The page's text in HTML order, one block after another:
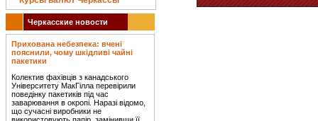
Черкасские новости
Прихована небезпека: вчені
пояснили, чому шкідливі чайні
пакетики
Колектив фахівців з канадського
Університету МакГілла перевірили
поведінку пакетиків під час
заварювання в окропі. Наразі відомо,
що сучасні виробники не